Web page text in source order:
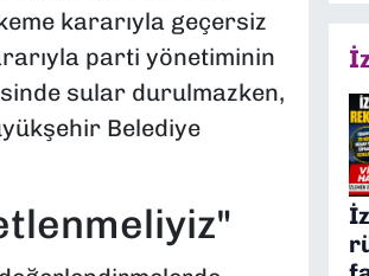
kararıyla geçersiz
parti yönetiminin
sular durulmazken,
Belediye